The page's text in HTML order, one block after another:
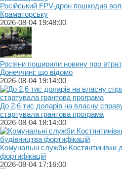
Російський FPV-дрон пошкодив
Краматорську
2026-08-04 19:48:00
Росіяни поширили новину про
Донеччині: що відомо
2026-08-04 19:14:00
До 2,6 тис доларів на власну
стартувала грантова програма
2026-08-04 18:14:00
Комунальні служби Костянтинівки
фортифікацій
2026-08-04 17:16:00